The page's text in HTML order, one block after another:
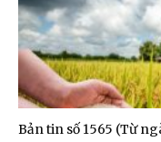
Bản tin số 1565 (Từ